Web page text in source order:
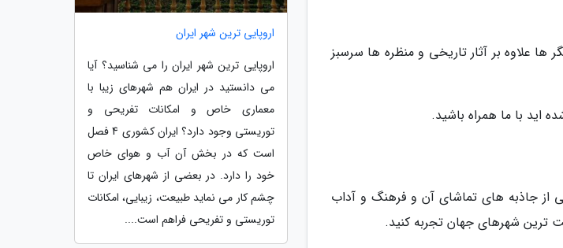
علاوه بر آثار تاریخی و منظره ها سرسبز
اید با ما همراه باشید.
از جاذبه های تماشای آن و فرهنگ و آداب
ترین شهرهای جهان تجربه کنید.
اروپایی ترین شهر ایران
اروپایی ترین شهر ایران را می شناسید؟ آیا
می دانستید در ایران هم شهرهای زیبا با
معماری خاص و امکانات تفریحی و
توریستی وجود دارد؟ ایران کشوری 4 فصل
است که در بخش آن آب و هوای خاص
خود را دارد. در بعضی از شهرهای ایران تا
چشم کار می نماید طبیعت، زیبایی، امکانات
توریستی و تفریحی فراهم است....